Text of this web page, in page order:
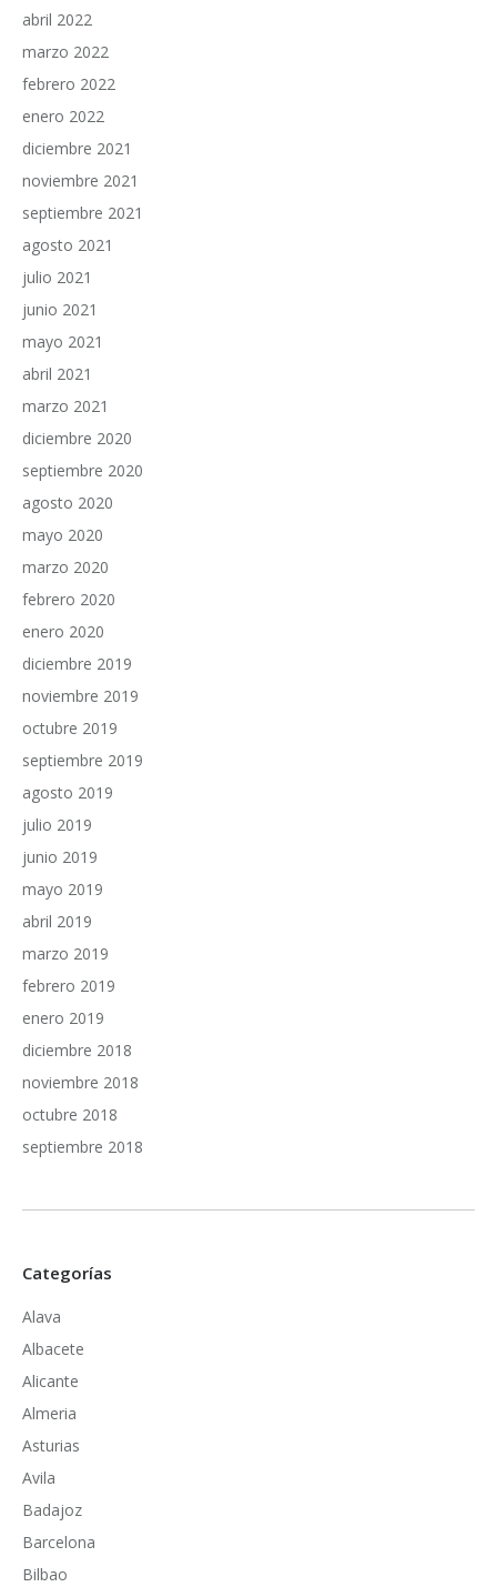
abril 2022
marzo 2022
febrero 2022
enero 2022
diciembre 2021
noviembre 2021
septiembre 2021
agosto 2021
julio 2021
junio 2021
mayo 2021
abril 2021
marzo 2021
diciembre 2020
septiembre 2020
agosto 2020
mayo 2020
marzo 2020
febrero 2020
enero 2020
diciembre 2019
noviembre 2019
octubre 2019
septiembre 2019
agosto 2019
julio 2019
junio 2019
mayo 2019
abril 2019
marzo 2019
febrero 2019
enero 2019
diciembre 2018
noviembre 2018
octubre 2018
septiembre 2018
Categorías
Alava
Albacete
Alicante
Almeria
Asturias
Avila
Badajoz
Barcelona
Bilbao